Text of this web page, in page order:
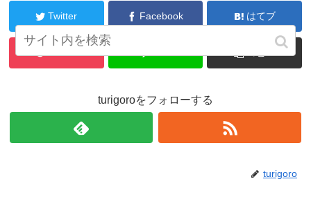
Twitter Facebook はてブ
Pocket LINE コピー
turigoroをフォローする
turigoro